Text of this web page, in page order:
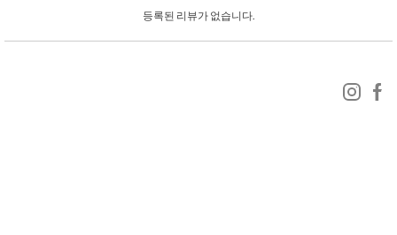
등록된 리뷰가 없습니다.